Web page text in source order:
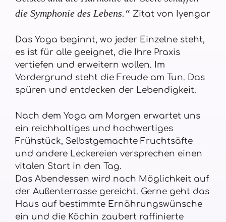
die Symphonie des Lebens.“ Zitat von Iyengar
Das Yoga beginnt, wo jeder Einzelne steht,
es ist für alle geeignet, die Ihre Praxis
vertiefen und erweitern wollen. Im
Vordergrund steht die Freude am Tun. Das
spüren und entdecken der Lebendigkeit.
Nach dem Yoga am Morgen erwartet uns
ein reichhaltiges und hochwertiges
Frühstück, Selbstgemachte Fruchtsäfte
und andere Leckereien versprechen einen
vitalen Start in den Tag.
Das Abendessen wird nach Möglichkeit auf
der Außenterrasse gereicht. Gerne geht das
Haus auf bestimmte Ernährungswünsche
ein und die Köchin zaubert raffinierte